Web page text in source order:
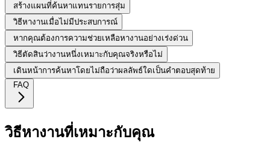
สร้างแผนที่ค้นหาแทนรายการสุ่ม
วิธีหางานเมื่อไม่มีประสบการณ์
หากคุณต้องการความช่วยเหลือหางานอย่างเร่งด่วน
วิธีตัดสินว่างานหนึ่งเหมาะกับคุณจริงหรือไม่
เดินหน้าการค้นหาโดยไม่ถือว่าผลลัพธ์ใดเป็นคำตอบสุดท้าย
FAQ
วิธีหางานที่เหมาะกับคุณ